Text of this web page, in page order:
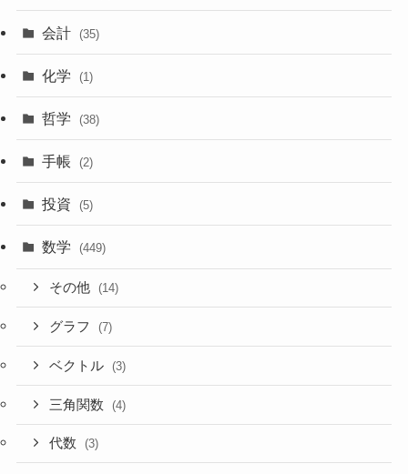
会計 (35)
化学 (1)
哲学 (38)
手帳 (2)
投資 (5)
数学 (449)
その他 (14)
グラフ (7)
ベクトル (3)
三角関数 (4)
代数 (3)